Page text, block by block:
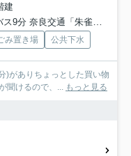
建
「朱雀門ひろば前」 停歩6分
み置き場 公共下水
がありちょっとした買い物
聞けるので、... もっと見る